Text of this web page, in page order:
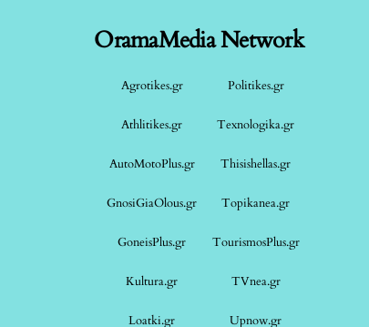
OramaMedia Network
Agrotikes.gr Politikes.gr
Athlitikes.gr Texnologika.gr
AutoMotoPlus.gr Thisishellas.gr
GnosiGiaOlous.gr Topikanea.gr
GoneisPlus.gr TourismosPlus.gr
Kultura.gr TVnea.gr
Loatki.gr Upnow.gr